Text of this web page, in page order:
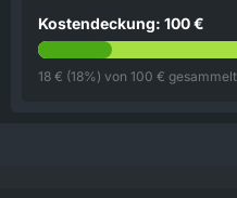
Kostendeckung: 100 €
18 € (18%) von 100 € gesammelt